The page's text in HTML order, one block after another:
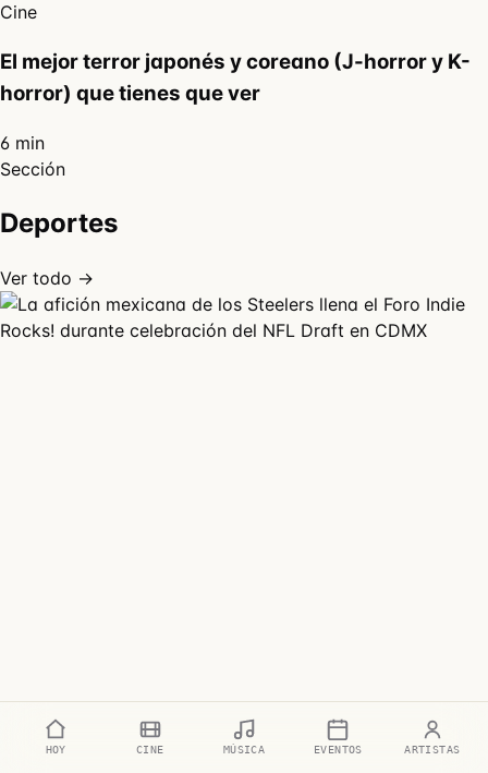
Cine
El mejor terror japonés y coreano (J-horror y K-
horror) que tienes que ver
6 min
Sección
Deportes
Ver todo →
HOY CINE MÚSICA EVENTOS ARTISTAS